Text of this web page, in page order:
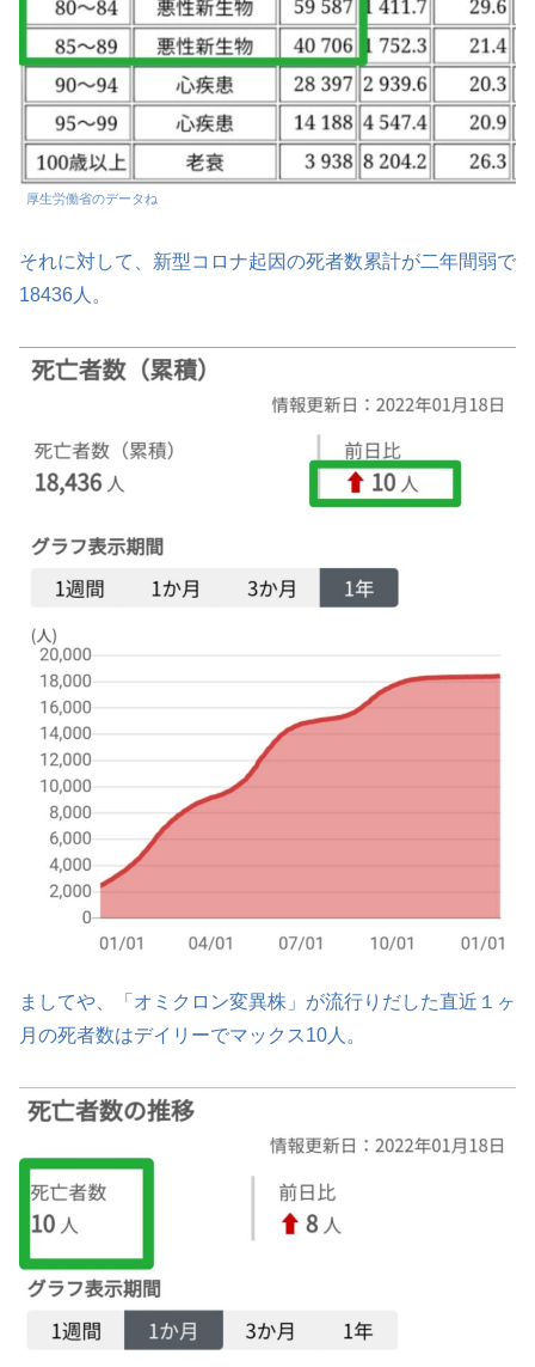
厚生労働省のデータね
それに対して、新型コロナ起因の死者数累計が二年間弱で
18436人。
ましてや、「オミクロン変異株」が流行りだした直近１ヶ
月の死者数はデイリーでマックス10人。